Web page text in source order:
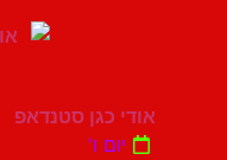
אודי כגן סטנדאפ
יום ו'